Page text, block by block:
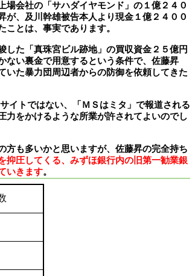
会社の「サハダイヤモンド」の１億２４０
が、及川幹雄被告本人より現金１億２４００
とは、事実であります。
た「真珠宮ビル跡地」の買収資金２５億円
ない裏金で用意するという条件で、佐藤昇
いた暴力団周辺者からの防御を依頼してきた
トではない、「ＭＳはミタ」で報道される
力をかけるような所業が許されてよいのでし
も多いかと思いますが、佐藤昇の完全持ち
抑圧してくる、みずほ銀行内の旧第一勧業銀
いきます。